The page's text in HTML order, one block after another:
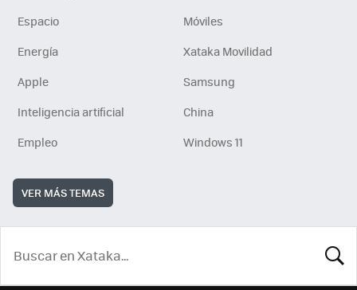
Espacio
Móviles
Energía
Xataka Movilidad
Apple
Samsung
Inteligencia artificial
China
Empleo
Windows 11
VER MÁS TEMAS